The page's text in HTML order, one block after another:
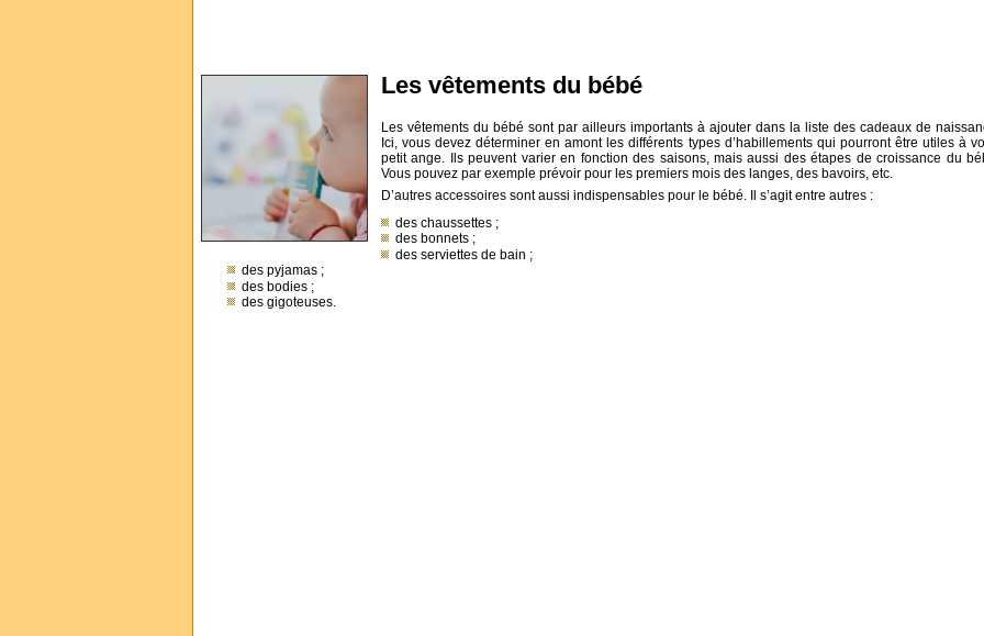
Les vêtements du bébé
Les vêtements du bébé sont par ailleurs importants à ajouter dans la liste des cadeaux de
Ici, vous devez déterminer en amont les différents types d’habillements qui pourront être utiles à
petit ange. Ils peuvent varier en fonction des saisons, mais aussi des étapes de croissance du
Vous pouvez par exemple prévoir pour les premiers mois des langes, des bavoirs, etc.
D’autres accessoires sont aussi indispensables pour le bébé. Il s’agit entre autres :
des chaussettes ;
des bonnets ;
des serviettes de bain ;
des pyjamas ;
des bodies ;
des gigoteuses.